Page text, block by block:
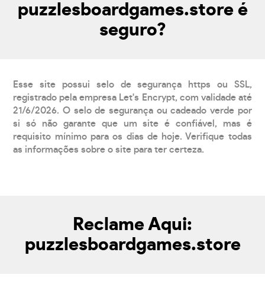
puzzlesboardgames.store é
seguro?
Esse site possui selo de segurança https ou SSL,
registrado pela empresa Let's Encrypt, com validade até
21/6/2026. O selo de segurança ou cadeado verde por
si só não garante que um site é confiável, mas é
requisito mínimo para os dias de hoje. Verifique todas
as informações sobre o site para ter certeza.
Reclame Aqui:
puzzlesboardgames.store